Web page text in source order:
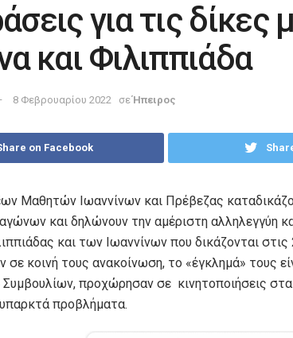
για τις
και Φιλιππιάδα
8 Φεβρουαρίου 2022 σε Ήπειρος
on Facebook
Μαθητών Ιωαννίνων και Πρέβεζας
και δηλώνουν την αμέριστη αλληλεγγύη
και των Ιωαννίνων που δικάζονται
κοινή τους ανακοίνωση, το «έγκλημά» τους
προχώρησαν σε κινητοποιήσεις
προβλήματα.